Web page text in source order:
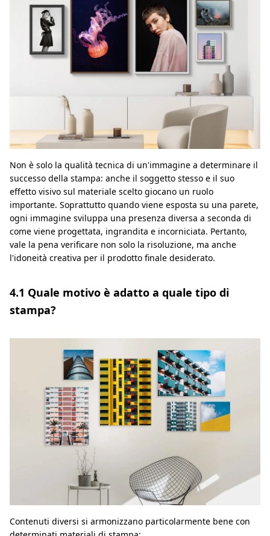
Non è solo la qualità tecnica di un'immagine a determinare il
successo della stampa: anche il soggetto stesso e il suo
effetto visivo sul materiale scelto giocano un ruolo
importante. Soprattutto quando viene esposta su una parete,
ogni immagine sviluppa una presenza diversa a seconda di
come viene progettata, ingrandita e incorniciata. Pertanto,
vale la pena verificare non solo la risoluzione, ma anche
l'idoneità creativa per il prodotto finale desiderato.
4.1 Quale motivo è adatto a quale tipo di
stampa?
Contenuti diversi si armonizzano particolarmente bene con